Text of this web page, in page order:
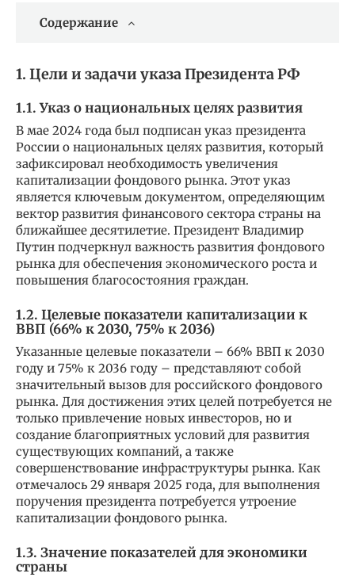
Содержание
1. Цели и задачи указа Президента РФ
1.1. Указ о национальных целях развития
В мае 2024 года был подписан указ президента
России о национальных целях развития, который
зафиксировал необходимость увеличения
капитализации фондового рынка. Этот указ
является ключевым документом, определяющим
вектор развития финансового сектора страны на
ближайшее десятилетие. Президент Владимир
Путин подчеркнул важность развития фондового
рынка для обеспечения экономического роста и
повышения благосостояния граждан.
1.2. Целевые показатели капитализации к
ВВП (66% к 2030, 75% к 2036)
Указанные целевые показатели – 66% ВВП к 2030
году и 75% к 2036 году – представляют собой
значительный вызов для российского фондового
рынка. Для достижения этих целей потребуется не
только привлечение новых инвесторов, но и
создание благоприятных условий для развития
существующих компаний, а также
совершенствование инфраструктуры рынка. Как
отмечалось 29 января 2025 года, для выполнения
поручения президента потребуется утроение
капитализации фондового рынка.
1.3. Значение показателей для экономики
страны